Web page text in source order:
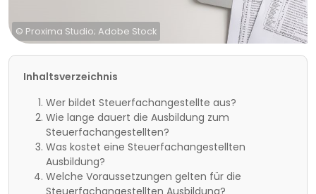
© Proxima Studio; Adobe Stock
Inhaltsverzeichnis
Wer bildet Steuerfachangestellte aus?
Wie lange dauert die Ausbildung zum
Steuerfachangestellten?
Was kostet eine Steuerfachangestellten
Ausbildung?
Welche Voraussetzungen gelten für die
Steuerfachangestellten Ausbildung?